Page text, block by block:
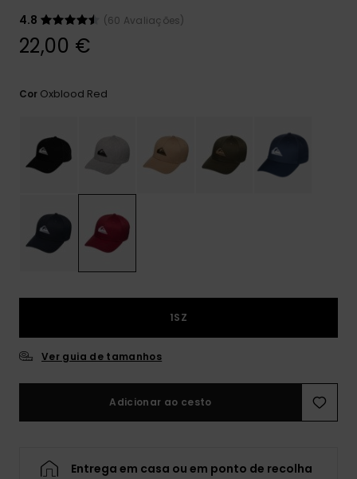
respostas
para as
Consultar
as FAQ
4.8
(60 Avaliações)
22,00 €
Cor Oxblood Red
1SZ
Ver guia de tamanhos
Adicionar ao cesto
Entrega em casa ou em ponto de recolha